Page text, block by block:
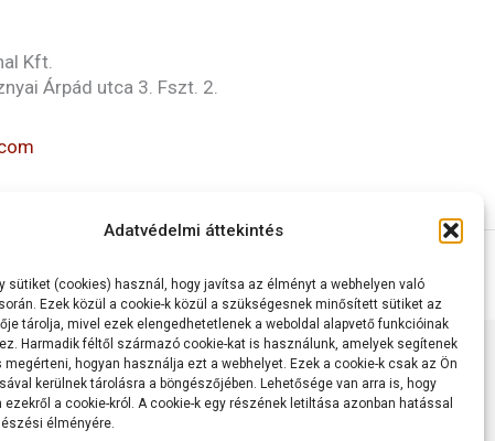
Adatvédelmi áttekintés
sütiket (cookies) használ, hogy javítsa az élményt a webhelyen való
Ezek közül a cookie-k közül a szükségesnek minősített sütiket az
tárolja, mivel ezek elengedhetetlenek a weboldal alapvető funkcióinak
Harmadik féltől származó cookie-kat is használunk, amelyek segítenek
megérteni, hogyan használja ezt a webhelyet. Ezek a cookie-k csak az Ön
kerülnek tárolásra a böngészőjében. Lehetősége van arra is, hogy
ezekről a cookie-król. A cookie-k egy részének letiltása azonban hatással
élményére.
Kft.
Árpád utca 3. Fszt. 2.
szerződés